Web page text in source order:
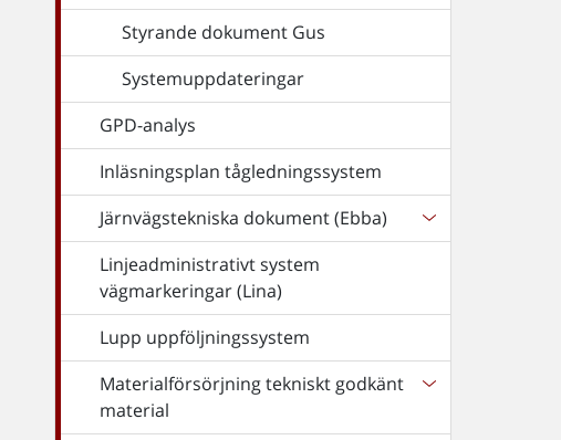
Styrande dokument Gus
Systemuppdateringar
GPD-analys
Inläsningsplan tågledningssystem
Järnvägstekniska dokument (Ebba)
Linjeadministrativt system
vägmarkeringar (Lina)
Lupp uppföljningssystem
Materialförsörjning tekniskt godkänt
material